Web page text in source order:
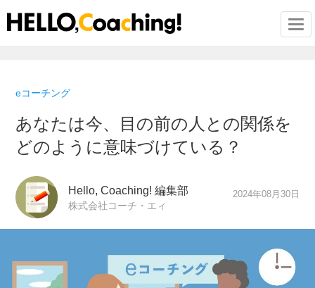
eコーチング
あなたは今、目の前の人との関係を
どのように意味づけている？
Hello, Coaching! 編集部
株式会社コーチ・エィ
2024年08月30日